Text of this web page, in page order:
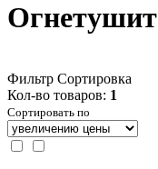
Фильтр Сортировка
Кол-во товаров: 1
Сортировать по